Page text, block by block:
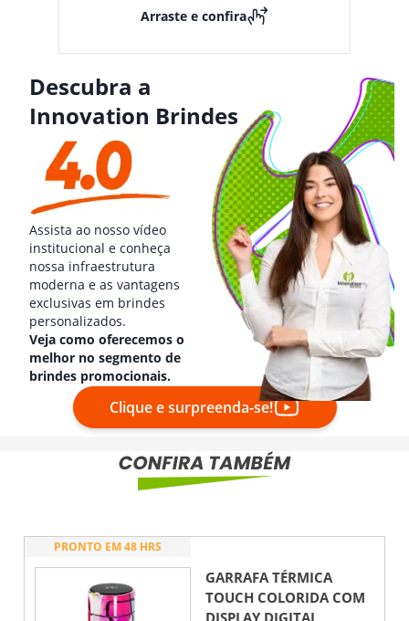
Arraste e confira
Descubra a
Innovation Brindes
Assista ao nosso vídeo
institucional e conheça
nossa infraestrutura
moderna e as vantagens
exclusivas em brindes
personalizados.
Veja como oferecemos o
melhor no segmento de
brindes promocionais.
Clique e surpreenda-se!
PRONTO EM 48 HRS
GARRAFA TÉRMICA
TOUCH COLORIDA COM